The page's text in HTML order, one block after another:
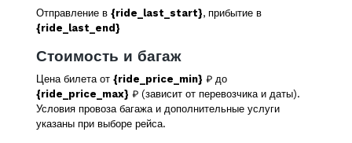
Отправление в {ride_last_start}, прибытие в
{ride_last_end}
Стоимость и багаж
Цена билета от {ride_price_min} ₽ до
{ride_price_max} ₽ (зависит от перевозчика и даты).
Условия провоза багажа и дополнительные услуги
указаны при выборе рейса.